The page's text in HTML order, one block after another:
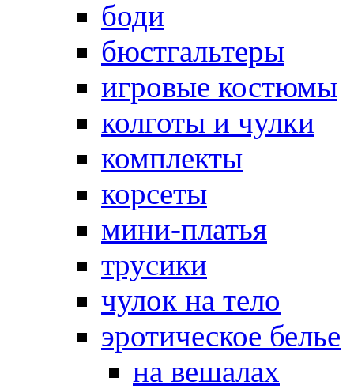
боди
бюстгальтеры
игровые костюмы
колготы и чулки
комплекты
корсеты
мини-платья
трусики
чулок на тело
эротическое белье
на вешалах